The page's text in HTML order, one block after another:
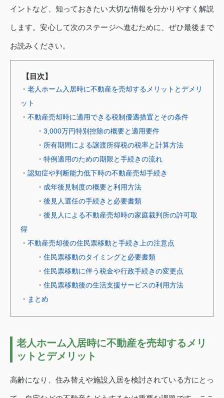
イントなど、知っておきたい大切な情報を分かりやすく解説
します。安心して次のステージへ進むために、ぜひ最後まで
お読みください。
【目次】
・老人ホーム入居時に不動産を売却するメリットとデメリ
ット
・不動産売却時に適用できる税制優遇措置とその条件
・3,000万円特別控除の概要と適用要件
・所有期間による譲渡所得税の税率と計算方法
・特例適用のための期限と手続きの流れ
・認知症や判断能力低下時の不動産売却手続き
・成年後見制度の概要と利用方法
・後見人選任の手続きと必要書類
・後見人による不動産売却時の家庭裁判所の許可取
得
・不動産売却後の住民票移動と手続き上の注意点
・住民票移動のタイミングと必要書類
・住民票移動に伴う税金や行政手続きの変更点
・住民票移動後の生活支援サービスの利用方法
・まとめ
老人ホーム入居時に不動産を売却するメリ
ットとデメリット
高齢になり、住み替えや施設入居を検討されている方にとっ